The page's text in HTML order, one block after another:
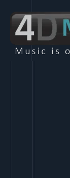
contenido